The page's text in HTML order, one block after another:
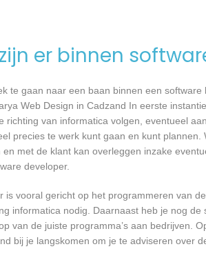
er binnen
te gaan naar een baan binnen een
Web Design in Cadzand In eerste
richting van informatica volgen, eventueel
precies te werk kunt gaan en kunt
met de klant kan overleggen inzake
developer.
is vooral gericht op het programmeren van
informatica nodig. Daarnaast heb je nog
van de juiste programma’s aan bedrijven.
bij je langskomen om je te adviseren over